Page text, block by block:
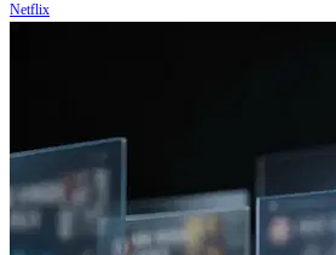
Netflix